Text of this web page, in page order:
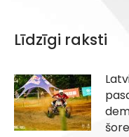
Līdzīgi raksti